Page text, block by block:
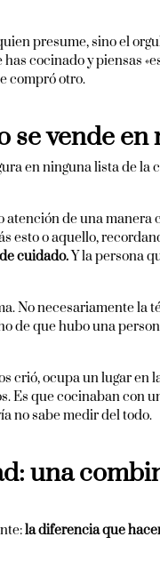
presume, sino el
cocinado y piensas
compró otro.
se vende
en ninguna lista de la
de una manera
esto o aquello,
cuidado.Y la persona
No necesariamente la
de que hubo una
crió, ocupa un lugar en
Es que cocinaban con
no sabe medir del todo.
una
la diferencia que